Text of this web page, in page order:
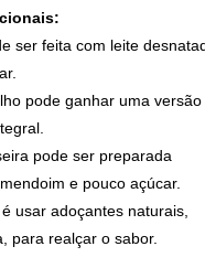
ser feita com leite
pode ganhar uma versão
pode ser preparada
e pouco açúcar.
usar adoçantes naturais,
para realçar o sabor.